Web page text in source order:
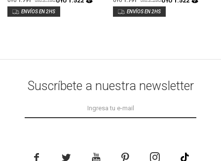
Suscríbete a nuestra newsletter
    